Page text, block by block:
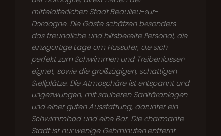
mittelalterlichen Stadt Beaulieu-sur-
Dordogne. Die Gäste schätzen besonders
das freundliche und hilfsbereite Personal, die
einzigartige Lage am Flussufer, die sich
perfekt zum Schwimmen und Treibenlassen
eignet, sowie die großzügigen, schattigen
Stellplätze. Die Atmosphäre ist entspannt und
ungezwungen, mit sauberen Sanitäranlagen
und einer guten Ausstattung, darunter ein
Schwimmbad und eine Bar. Die charmante
Stadt ist nur wenige Gehminuten entfernt.